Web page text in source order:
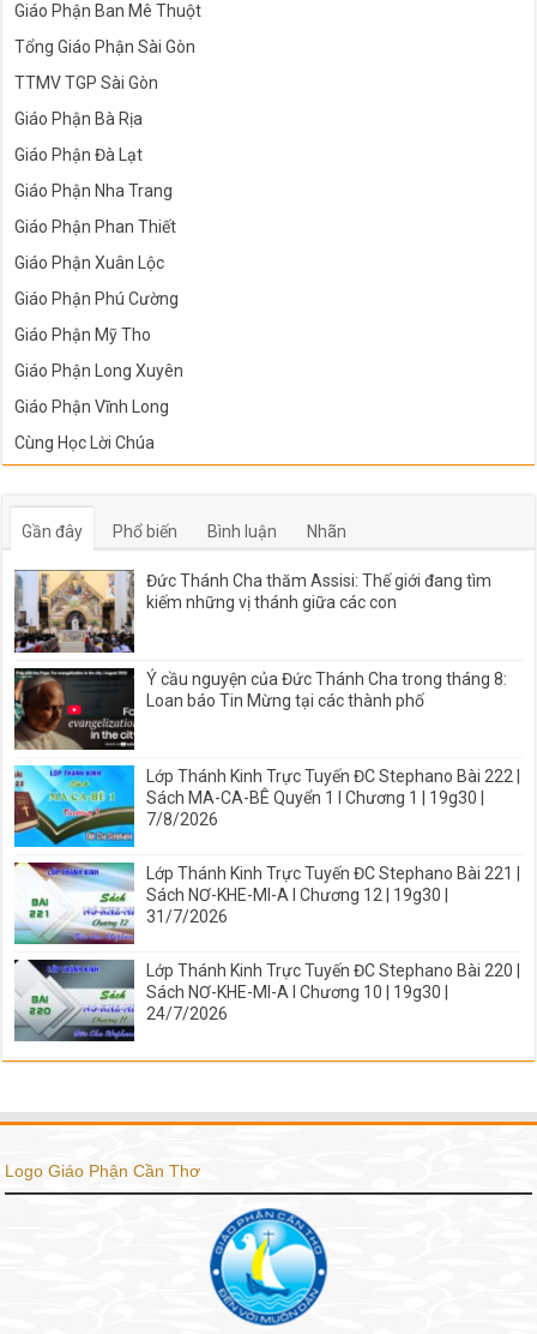
Giáo Phận Ban Mê Thuột
Tổng Giáo Phận Sài Gòn
TTMV TGP Sài Gòn
Giáo Phận Bà Rịa
Giáo Phận Đà Lạt
Giáo Phận Nha Trang
Giáo Phận Phan Thiết
Giáo Phận Xuân Lộc
Giáo Phận Phú Cường
Giáo Phận Mỹ Tho
Giáo Phận Long Xuyên
Giáo Phận Vĩnh Long
Cùng Học Lời Chúa
Gần đây Phổ biến Bình luận Nhãn
Đức Thánh Cha thăm Assisi: Thế giới đang tìm
kiếm những vị thánh giữa các con
Ý cầu nguyện của Đức Thánh Cha trong tháng 8:
Loan báo Tin Mừng tại các thành phố
Lớp Thánh Kinh Trực Tuyến ĐC Stephano Bài 222 |
Sách MA-CA-BÊ Quyển 1 I Chương 1 | 19g30 |
7/8/2026
Lớp Thánh Kinh Trực Tuyến ĐC Stephano Bài 221 |
Sách NƠ-KHE-MI-A I Chương 12 | 19g30 |
31/7/2026
Lớp Thánh Kinh Trực Tuyến ĐC Stephano Bài 220 |
Sách NƠ-KHE-MI-A I Chương 10 | 19g30 |
24/7/2026
Logo Giáo Phận Cần Thơ